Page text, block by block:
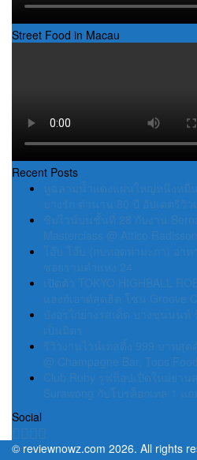
Street Food in Macau
Recent Posts
Social
© reviewnowz.com 2026. All rights